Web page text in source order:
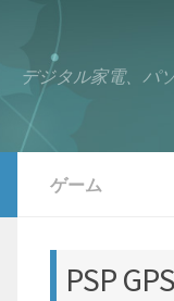
デジタル家電、パ
ゲーム
PSP